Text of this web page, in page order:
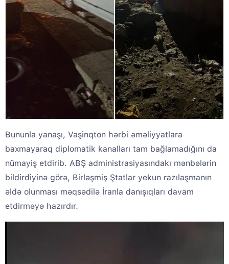
Bununla yanaşı, Vaşinqton hərbi əməliyyatlara
baxmayaraq diplomatik kanalları tam bağlamadığını da
nümayiş etdirib. ABŞ administrasiyasındakı mənbələrin
bildirdiyinə görə, Birləşmiş Ştatlar yekun razılaşmanın
əldə olunması məqsədilə İranla danışıqları davam
etdirməyə hazırdır.